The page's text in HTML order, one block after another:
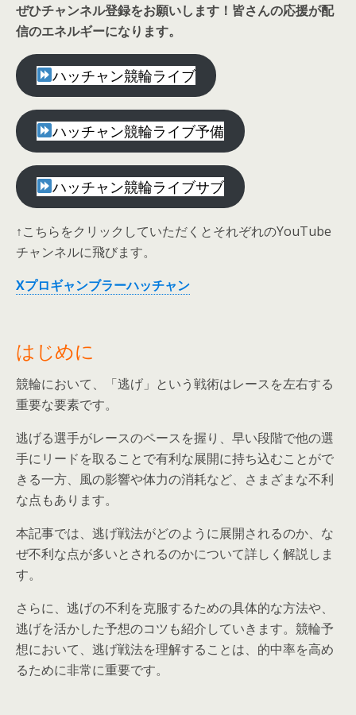
ぜひチャンネル登録をお願いします！皆さんの応援が配
信のエネルギーになります。
ハッチャン競輪ライブ
ハッチャン競輪ライブ予備
ハッチャン競輪ライブサブ
↑こちらをクリックしていただくとそれぞれのYouTube
チャンネルに飛びます。
Xプロギャンブラーハッチャン
はじめに
競輪において、「逃げ」という戦術はレースを左右する
重要な要素です。
逃げる選手がレースのペースを握り、早い段階で他の選
手にリードを取ることで有利な展開に持ち込むことがで
きる一方、風の影響や体力の消耗など、さまざまな不利
な点もあります。
本記事では、逃げ戦法がどのように展開されるのか、な
ぜ不利な点が多いとされるのかについて詳しく解説しま
す。
さらに、逃げの不利を克服するための具体的な方法や、
逃げを活かした予想のコツも紹介していきます。競輪予
想において、逃げ戦法を理解することは、的中率を高め
るために非常に重要です。